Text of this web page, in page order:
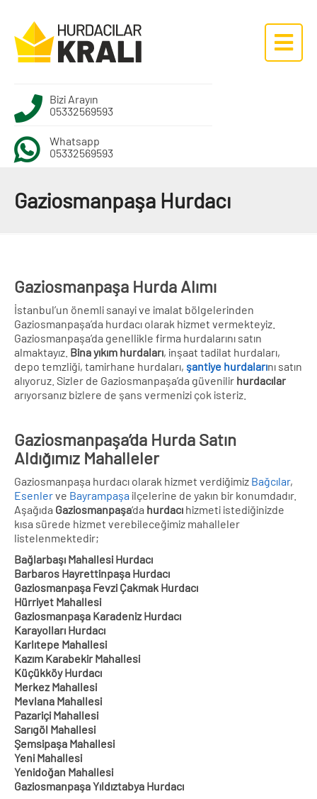
Bizi Arayın
05332569593
Whatsapp
05332569593
Gaziosmanpaşa Hurdacı
Gaziosmanpaşa Hurda Alımı
İstanbul’un önemli sanayi ve imalat bölgelerinden
Gaziosmanpaşa’da hurdacı olarak hizmet vermekteyiz.
Gaziosmanpaşa’da genellikle firma hurdalarını satın
almaktayız. Bina yıkım hurdaları, inşaat tadilat hurdaları,
depo temzliği, tamirhane hurdaları, şantiye hurdalarını satın
alıyoruz. Sizler de Gaziosmanpaşa’da güvenilir hurdacılar
arıyorsanız bizlere de şans vermenizi çok isteriz.
Gaziosmanpaşa’da Hurda Satın
Aldığımız Mahalleler
Gaziosmanpaşa hurdacı olarak hizmet verdiğimiz Bağcılar,
Esenlerve Bayrampaşa ilçelerine de yakın bir konumdadır.
Aşağıda Gaziosmanpaşa‘da hurdacı hizmeti istediğinizde
kısa sürede hizmet verebileceğimiz mahalleler
listelenmektedir;
Bağlarbaşı Mahallesi Hurdacı
Barbaros Hayrettinpaşa Hurdacı
Gaziosmanpaşa Fevzi Çakmak Hurdacı
Hürriyet Mahallesi
Gaziosmanpaşa Karadeniz Hurdacı
Karayolları Hurdacı
Karlıtepe Mahallesi
Kazım Karabekir Mahallesi
Küçükköy Hurdacı
Merkez Mahallesi
Mevlana Mahallesi
Pazariçi Mahallesi
Sarıgöl Mahallesi
Şemsipaşa Mahallesi
Yeni Mahallesi
Yenidoğan Mahallesi
Gaziosmanpaşa Yıldıztabya Hurdacı